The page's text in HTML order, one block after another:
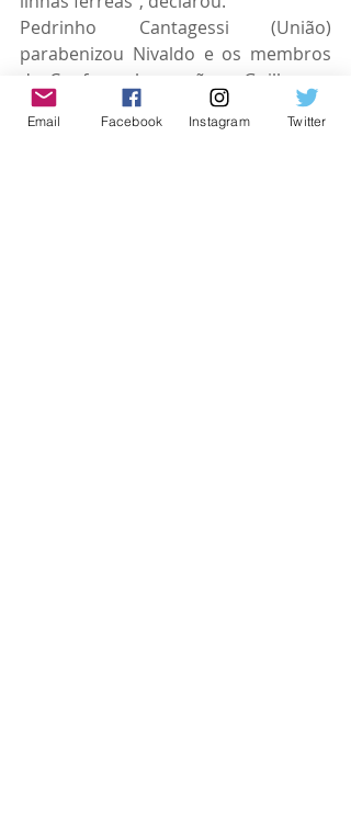
Pedrinho Cantagessi (União)
parabenizou Nivaldo e os membros
da Coofer pela moção e Guilherme
Prado (PRD) enfatizou a contribuição
dos ferroviários para o avanço das
Email Facebook Instagram Twitter